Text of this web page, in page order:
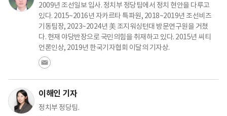
2009년 조선일보 입사. 정치부 정당팀에서 정치 현안을 다루고
있다. 2015~2016년 자카르타 특파원, 2018~2019년 조선비즈
기동팀장, 2023~2024년 美 조지워싱턴대 방문연구원을 거쳤
다. 현재 야당반장으로 국민의힘을 취재하고 있다. 2015년 씨티
언론인상, 2019년 한국기자협회 이달의 기자상.
이해인 기자
정치부 정당팀.